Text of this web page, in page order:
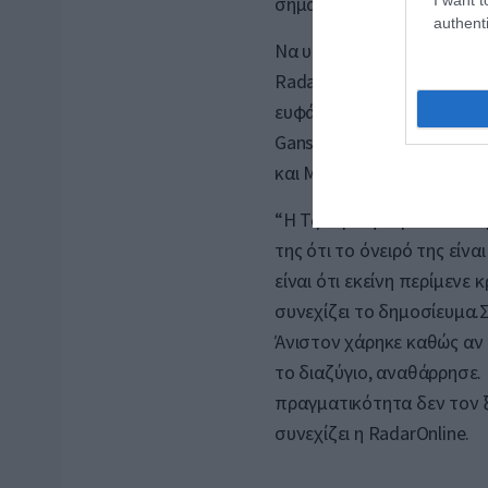
Να υπενθυμίσουμε ότι, η
RadarOnline έφερε
ευφάνταστο δημοσίευμα
Gansevoort κατέγραψαν
και Μπραντ Πίτ σε πριβέ
“Η Τζεν μίλησε με τον
της ότι το όνειρό της
είναι ότι εκείνη
συνεχίζει το
Άνιστον χάρηκε καθώς αν
το διαζύγιο, αναθάρρησε.
πραγματικότητα δεν τον
συνεχίζει η RadarOnline.